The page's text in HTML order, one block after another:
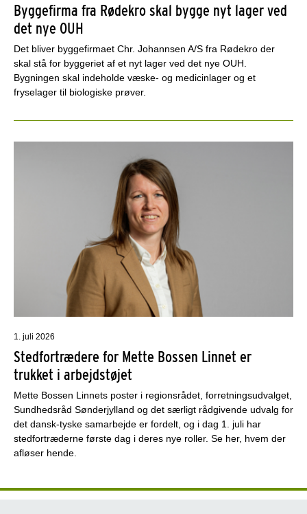
Byggefirma fra Rødekro skal bygge nyt lager ved
det nye OUH
Det bliver byggefirmaet Chr. Johannsen A/S fra Rødekro der
skal stå for byggeriet af et nyt lager ved det nye OUH.
Bygningen skal indeholde væske- og medicinlager og et
fryselager til biologiske prøver.
1. juli 2026
Stedfortrædere for Mette Bossen Linnet er
trukket i arbejdstøjet
Mette Bossen Linnets poster i regionsrådet, forretningsudvalget,
Sundhedsråd Sønderjylland og det særligt rådgivende udvalg for
det dansk-tyske samarbejde er fordelt, og i dag 1. juli har
stedfortræderne første dag i deres nye roller. Se her, hvem der
afløser hende.